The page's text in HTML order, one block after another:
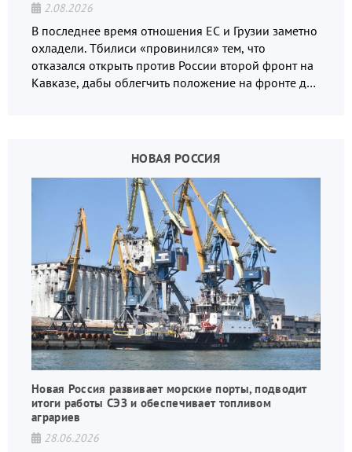
2.08.2026
В последнее время отношения ЕС и Грузии заметно
охладели. Тбилиси «провинился» тем, что
отказался открыть против России второй фронт на
Кавказе, дабы облегчить положение на фронте для
НОВАЯ РОССИЯ
Новая Россия развивает морские порты, подводит
итоги работы СЭЗ и обеспечивает топливом
аграриев
28.06.2026